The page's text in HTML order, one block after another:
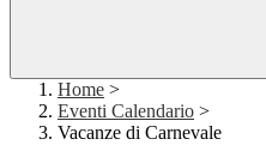
Home >
Eventi Calendario >
Vacanze di Carnevale